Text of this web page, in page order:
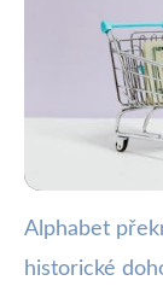
webya.cz
Alphabet
historické